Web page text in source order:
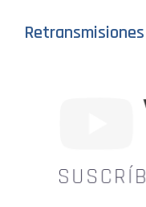
Retransmisiones